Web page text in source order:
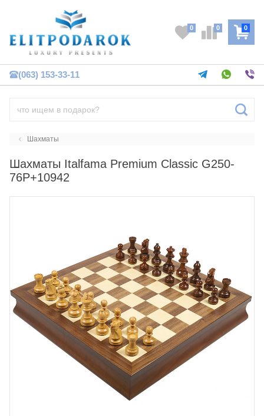
0
0 0
(063) 153-33-11
Шахматы
Шахматы Italfama Premium Classic G250-
76P+10942